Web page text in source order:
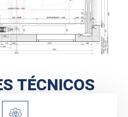
TÉCNICOS